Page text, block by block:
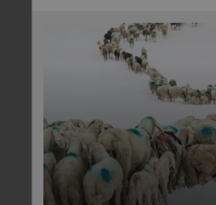
Transhumance in Schnals
Intangible UNESCO cultural
trasnhumance of sheep in
Tourismusverein Schnalstal - Katerina